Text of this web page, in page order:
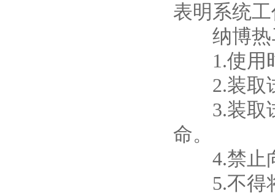
表明系统
纳博热马
1.使用时
2.装取试
3.装取试
命。
4.禁止向
5.不得将